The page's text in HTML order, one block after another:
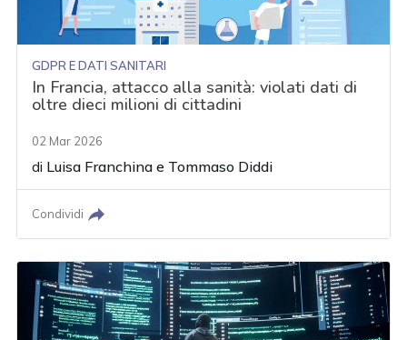
GDPR E DATI SANITARI
In Francia, attacco alla sanità: violati dati di
oltre dieci milioni di cittadini
02 Mar 2026
di Luisa Franchina e Tommaso Diddi
Condividi